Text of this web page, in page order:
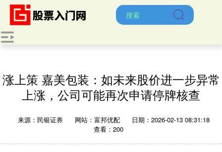
涨上策 嘉美包装：如未来股价进一步异常
上涨，公司可能再次申请停牌核查
来源：民银证券 网站：富邦优配
日期：2026-02-13 08:31:18
查看：200